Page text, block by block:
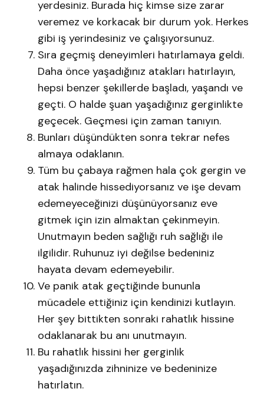
yerdesiniz. Burada hiç kimse size zarar
veremez ve korkacak bir durum yok. Herkes
gibi iş yerindesiniz ve çalışıyorsunuz.
Sıra geçmiş deneyimleri hatırlamaya geldi.
Daha önce yaşadığınız atakları hatırlayın,
hepsi benzer şekillerde başladı, yaşandı ve
geçti. O halde şuan yaşadığınız gerginlikte
geçecek. Geçmesi için zaman tanıyın.
Bunları düşündükten sonra tekrar nefes
almaya odaklanın.
Tüm bu çabaya rağmen hala çok gergin ve
atak halinde hissediyorsanız ve işe devam
edemeyeceğinizi düşünüyorsanız eve
gitmek için izin almaktan çekinmeyin.
Unutmayın beden sağlığı ruh sağlığı ile
ilgilidir. Ruhunuz iyi değilse bedeniniz
hayata devam edemeyebilir.
Ve panik atak geçtiğinde bununla
mücadele ettiğiniz için kendinizi kutlayın.
Her şey bittikten sonraki rahatlık hissine
odaklanarak bu anı unutmayın.
Bu rahatlık hissini her gerginlik
yaşadığınızda zihninize ve bedeninize
hatırlatın.